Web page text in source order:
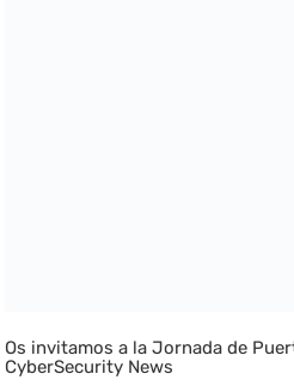
Os invitamos a la Jornada de
CyberSecurity News